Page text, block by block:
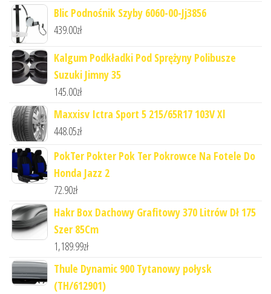
Blic Podnośnik Szyby 6060-00-Jj3856
439.00zł
Kalgum Podkładki Pod Sprężyny Polibusze
Suzuki Jimny 35
145.00zł
Maxxisv Ictra Sport 5 215/65R17 103V Xl
448.05zł
PokTer Pokter Pok Ter Pokrowce Na Fotele Do
Honda Jazz 2
72.90zł
Hakr Box Dachowy Grafitowy 370 Litrów Dł 175
Szer 85Cm
1,189.99zł
Thule Dynamic 900 Tytanowy połysk
(TH/612901)